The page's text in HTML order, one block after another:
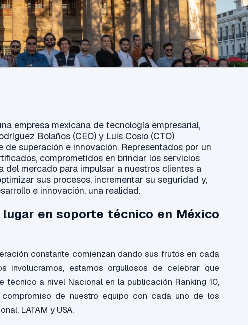
empresa mexicana de tecnología empresarial,
Bolaños (CEO) y Luis Cosio (CTO)
superación e innovación. Representados por un
comprometidos en brindar los servicios
del mercado para impulsar a nuestros clientes a
sus procesos, incrementar su seguridad y,
e innovación, una realidad.
en soporte técnico en México
constante comienzan dando sus frutos en cada
involucramos, estamos orgullosos de celebrar que
técnico a nivel Nacional en la publicación Ranking 10,
de nuestro equipo con cada uno de los
LATAM y USA.